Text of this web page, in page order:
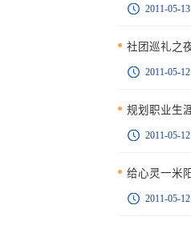
2011-05-13
社团巡礼之
2011-05-12
规划职业生
2011-05-12
给心灵一米
2011-05-12